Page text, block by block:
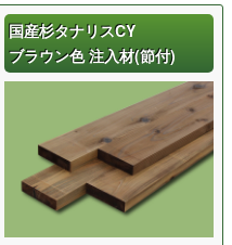
国産杉タナリスCY
ブラウン色 注入材(節付)